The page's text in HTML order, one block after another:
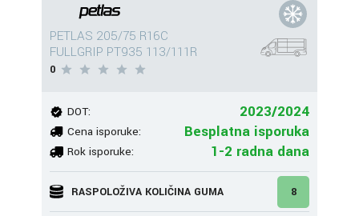
PETLAS 205/75 R16C
FULLGRIP PT935 113/111R
0
DOT: 2023/2024
Cena isporuke: Besplatna isporuka
Rok isporuke: 1-2 radna dana
RASPOLOŽIVA KOLIČINA GUMA 8